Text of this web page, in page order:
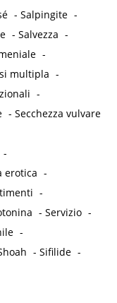
-Salpingite -
-Salvezza -
-
multipla -
-
-Secchezza vulvare
-
erotica -
-
-Servizio -
-
-Sifilide -